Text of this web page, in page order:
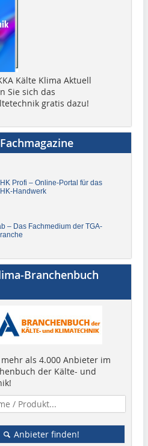
Kälte Klima Aktuell
Sie sich das
gratis dazu!
Profi – Online-Portal für das
Handwerk
– Das Fachmedium der TGA-
Branchenbuch
als 4.000 Anbieter im
der Kälte- und
Anbieter finden!